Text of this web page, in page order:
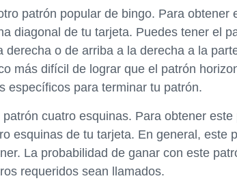
patrón popular de bingo. Para obtener
diagonal de tu tarjeta. Puedes tener el
derecha o de arriba a la derecha a la
más difícil de lograr que el patrón
específicos para terminar tu patrón.
cuatro esquinas. Para obtener
esquinas de tu tarjeta. En general, este
La probabilidad de ganar con este
requeridos sean llamados.